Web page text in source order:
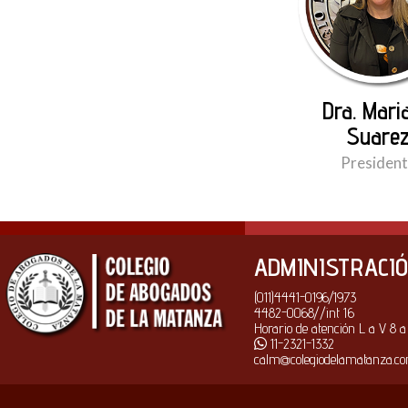
Dra.
(011)4441-0196/1973
4482-0068//int 16
Horario de atención L a V 8
11-2321-1332